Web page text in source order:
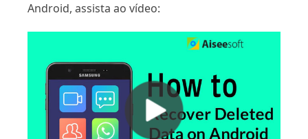
Android, assista ao vídeo: